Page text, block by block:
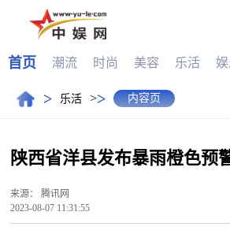
首页 潮流 时尚 美容 乐活
> 乐活 >> 内容页
陕西省洋县发布暴雨橙色预
来源： 腾讯网
2023-08-07 11:31:55